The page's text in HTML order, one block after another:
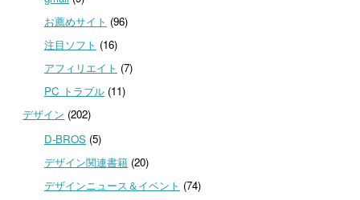
お薦めサイト (96)
注目ソフト (16)
アフィリエイト (7)
PC トラブル(11)
デザイン (202)
D-BROS(5)
デザイン関連書籍(20)
デザインニュース＆イベント (74)